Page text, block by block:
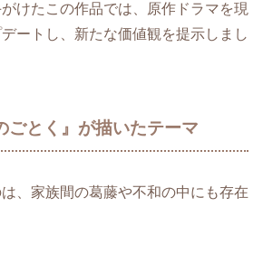
けたこの作品では、原作ドラマを現
ートし、新たな価値観を提示しまし
ごとく』が描いたテーマ
、家族間の葛藤や不和の中にも存在